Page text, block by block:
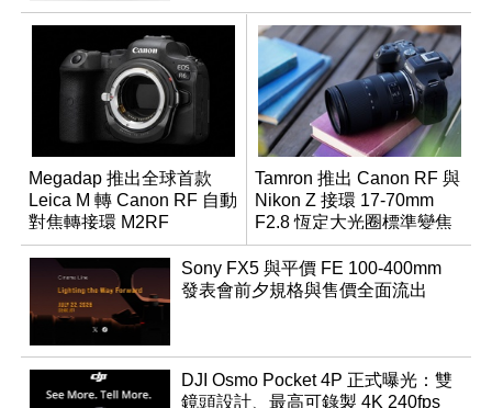
Megadap 推出全球首款
Leica M 轉 Canon RF 自動
對焦轉接環 M2RF
Tamron 推出 Canon RF 與
Nikon Z 接環 17-70mm
F2.8 恆定大光圈標準變焦
鏡
Sony FX5 與平價 FE 100-400mm
發表會前夕規格與售價全面流出
DJI Osmo Pocket 4P 正式曝光：雙
鏡頭設計、最高可錄製 4K 240fps